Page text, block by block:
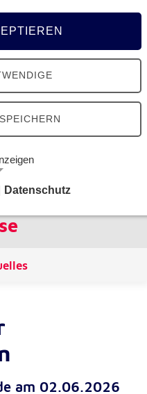
am 02.06.2026
grundlegende
einwandfreie Funktion
gewählte
Datenschutz